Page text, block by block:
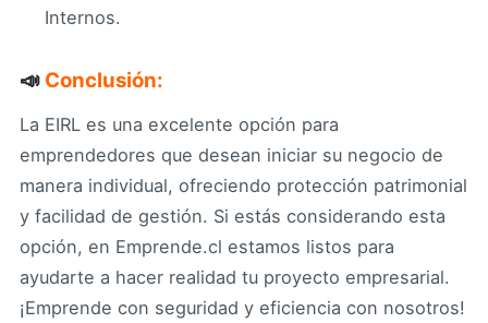
Internos.
📣 Conclusión:
La EIRL es una excelente opción para
emprendedores que desean iniciar su negocio de
manera individual, ofreciendo protección patrimonial
y facilidad de gestión. Si estás considerando esta
opción, en Emprende.cl estamos listos para
ayudarte a hacer realidad tu proyecto empresarial.
¡Emprende con seguridad y eficiencia con nosotros!